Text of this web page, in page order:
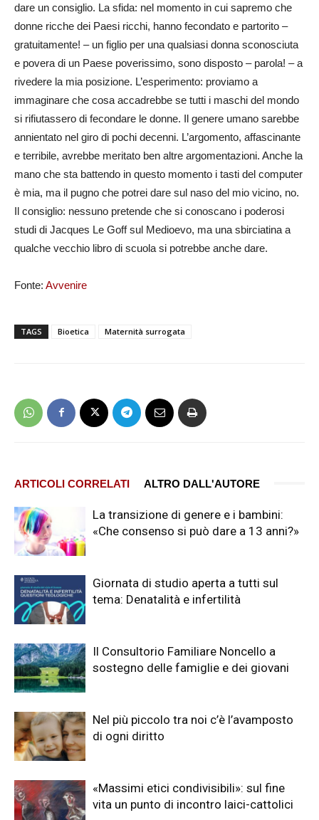
dare un consiglio. La sfida: nel momento in cui sapremo che
donne ricche dei Paesi ricchi, hanno fecondato e partorito –
gratuitamente! – un figlio per una qualsiasi donna sconosciuta
e povera di un Paese poverissimo, sono disposto – parola! – a
rivedere la mia posizione. L’esperimento: proviamo a
immaginare che cosa accadrebbe se tutti i maschi del mondo
si rifiutassero di fecondare le donne. Il genere umano sarebbe
annientato nel giro di pochi decenni. L’argomento, affascinante
e terribile, avrebbe meritato ben altre argomentazioni. Anche la
mano che sta battendo in questo momento i tasti del computer
è mia, ma il pugno che potrei dare sul naso del mio vicino, no.
Il consiglio: nessuno pretende che si conoscano i poderosi
studi di Jacques Le Goff sul Medioevo, ma una sbirciatina a
qualche vecchio libro di scuola si potrebbe anche dare.
Fonte: Avvenire
TAGS Bioetica Maternità surrogata
ARTICOLI CORRELATI ALTRO DALL'AUTORE
La transizione di genere e i bambini:
«Che consenso si può dare a 13 anni?»
Giornata di studio aperta a tutti sul
tema: Denatalità e infertilità
Il Consultorio Familiare Noncello a
sostegno delle famiglie e dei giovani
Nel più piccolo tra noi c’è l’avamposto
di ogni diritto
«Massimi etici condivisibili»: sul fine
vita un punto di incontro laici-cattolici